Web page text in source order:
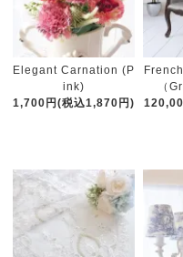
Elegant Carnation (P
ink)
1,700円(税込1,870円)
（